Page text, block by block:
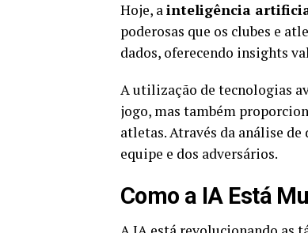
Hoje, ainteligência
poderosas que os clubes e
dados, oferecendo insights
A utilização de tecnologias
jogo, mas também
atletas. Através da análise
equipe e dos adversários.
Como a IA Está